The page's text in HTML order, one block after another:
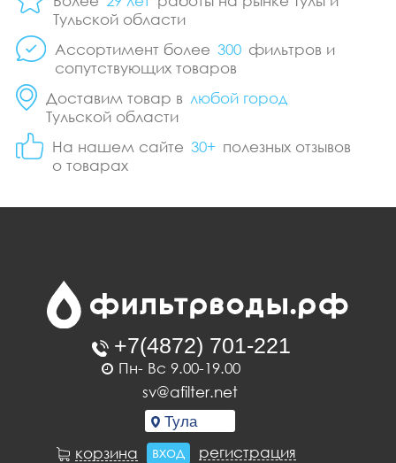
Тульской области
Ассортимент более 300 фильтров и
сопутствующих товаров
Доставим товар в любой город
Тульской области
На нашем сайте 30+ полезных отзывов
о товарах
Пн- Вс 9.00-19.00
sv@afilter.net
корзина вход регистрация